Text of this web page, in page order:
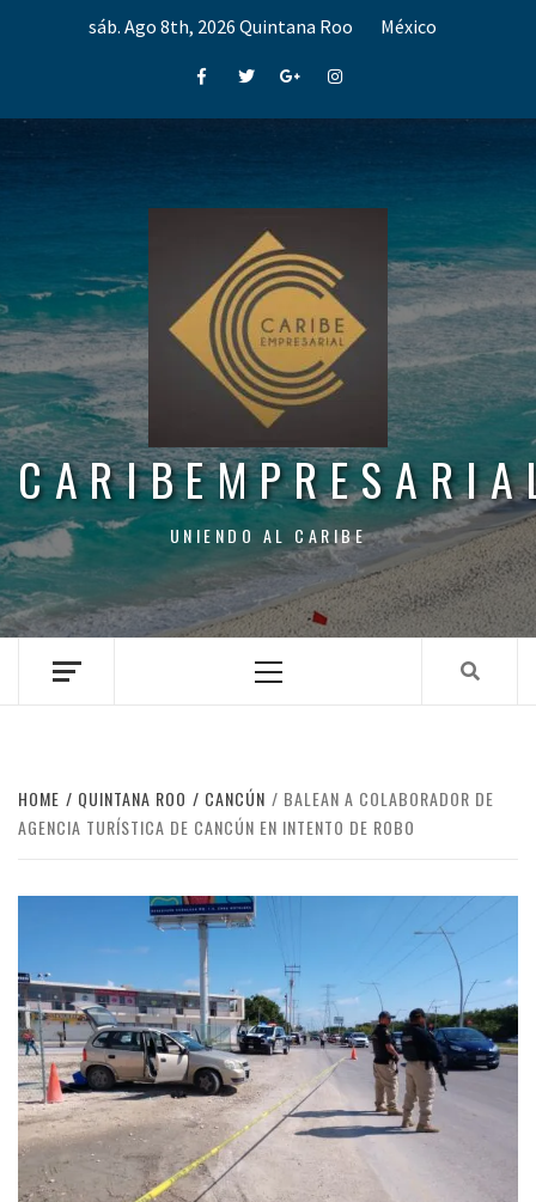
sáb. Ago 8th, 2026 Quintana Roo México
FacebookTwitterGoogle+Instagram
UNIENDO AL CARIBE
Menu
HOME QUINTANA ROO CANCÚN
BALEAN A COLABORADOR DE
AGENCIA TURÍSTICA DE CANCÚN EN INTENTO DE ROBO